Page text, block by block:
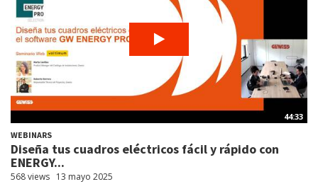
44:33
WEBINARS
Diseña tus cuadros eléctricos fácil y rápido con
ENERGY...
568 views 13 mayo 2025